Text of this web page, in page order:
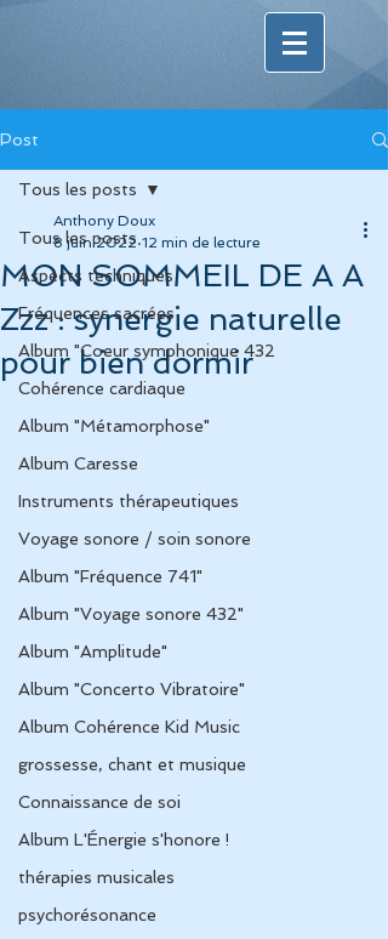
Post
Tous les posts
Aspects techniques
Fréquences sacrées
Album "Coeur symphonique 432
Cohérence cardiaque
Album "Métamorphose"
Album Caresse
Instruments thérapeutiques
Voyage sonore / soin sonore
Album "Fréquence 741"
Album "Voyage sonore 432"
Album "Amplitude"
Album "Concerto Vibratoire"
Album Cohérence Kid Music
grossesse, chant et musique
Connaissance de soi
Album L'Énergie s'honore !
thérapies musicales
psychorésonance
Tous les posts
MON SOMMEIL DE A A
Zzz : synergie naturelle
pour bien dormir
Anthony Doux
8 juin 2022 12 min de lecture